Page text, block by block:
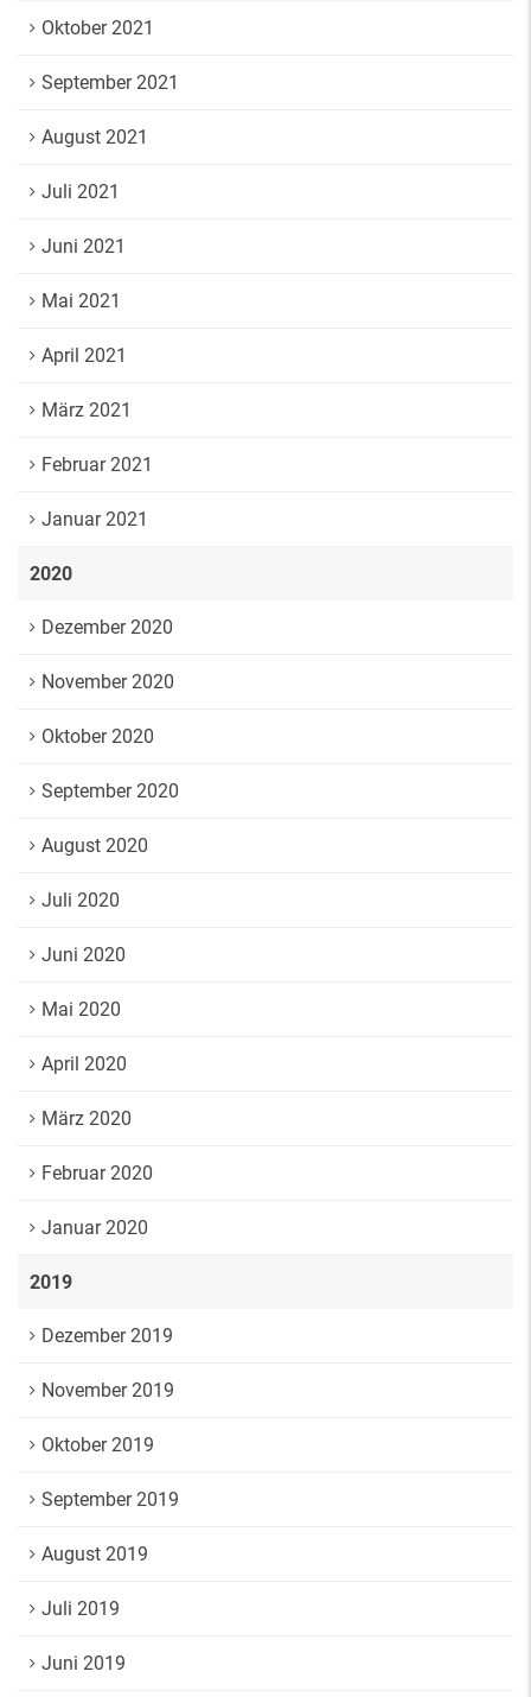
Oktober 2021
September 2021
August 2021
Juli 2021
Juni 2021
Mai 2021
April 2021
März 2021
Februar 2021
Januar 2021
2020
Dezember 2020
November 2020
Oktober 2020
September 2020
August 2020
Juli 2020
Juni 2020
Mai 2020
April 2020
März 2020
Februar 2020
Januar 2020
2019
Dezember 2019
November 2019
Oktober 2019
September 2019
August 2019
Juli 2019
Juni 2019